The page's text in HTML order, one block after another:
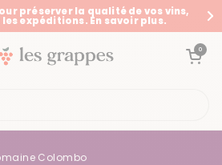
préserver la qualité de vos vins,
expéditions. En savoir plus.
Ouvrir le panier
0
Colombo